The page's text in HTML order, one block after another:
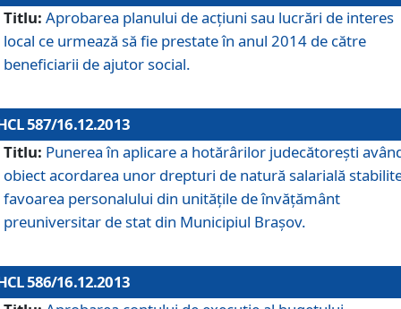
Titlu: Aprobarea planului de acţiuni sau lucrări de interes
local ce urmează să fie prestate în anul 2014 de către
beneficiarii de ajutor social.
587/16.12.2013
Titlu: Punerea în aplicare a hotărârilor judecătoreşti
obiect acordarea unor drepturi de natură salarială
favoarea personalului din unităţile de învăţământ
preuniversitar de stat din Municipiul Braşov.
586/16.12.2013